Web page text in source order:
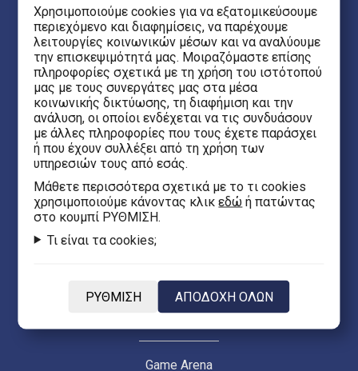
Έβανς 5
Ηράκλειο Κρήτης 71201
eFantasy.gr Game Arena
Ιασωνίδου 8, Κέντρο
Θεσσαλονίκη 54635
(+30) 2313 021 171
Δευ - Παρ 10:00 - 21:00 | Σαβ 10:00 - 18:00
(+30) 2810 244 500
Δευ - Παρ 10:00 - 21:00 | Σαβ 10:00 - 20:00
Game Arena
Χρησιμοποιούμε cookies για να εξατομικεύσουμε
περιεχόμενο και διαφημίσεις, να παρέχουμε
λειτουργίες κοινωνικών μέσων και να αναλύουμε
την επισκεψιμότητά μας. Μοιραζόμαστε επίσης
πληροφορίες σχετικά με τη χρήση του ιστότοπού
μας με τους συνεργάτες μας στα μέσα
κοινωνικής δικτύωσης, τη διαφήμιση και την
ανάλυση, οι οποίοι ενδέχεται να τις συνδυάσουν
με άλλες πληροφορίες που τους έχετε παράσχει
ή που έχουν συλλέξει από τη χρήση των
υπηρεσιών τους από εσάς.
Mάθετε περισσότερα σχετικά με το τι cookies
χρησιμοποιούμε κάνοντας κλικεδώ ή πατώντας
στο κουμπί ΡΥΘΜΙΣΗ.
Τι είναι τα cookies;
ΡΥΘΜΙΣΗ ΑΠΟΔΟΧΗ ΟΛΩΝ